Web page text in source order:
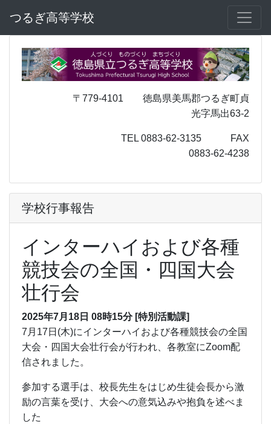
つるぎ高等学校
〒779-4101 徳島県美馬郡つるぎ町貞
光字馬出63-2
TEL 0883-62-3135 FAX
0883-62-4238
学校行事報告
インターハイおよび各種
競技会の全国・四国大会
壮行会
2025年7月18日 08時15分 [特別活動課]
7月17日(木)にインターハイおよび各種競技会の全国
大会・四国大会壮行会が行われ、各教室にZoom配
信されました。
参加する選手は、校長先生をはじめ生徒会長から激
励の言葉を受け、大会への意気込みや抱負を述べま
した